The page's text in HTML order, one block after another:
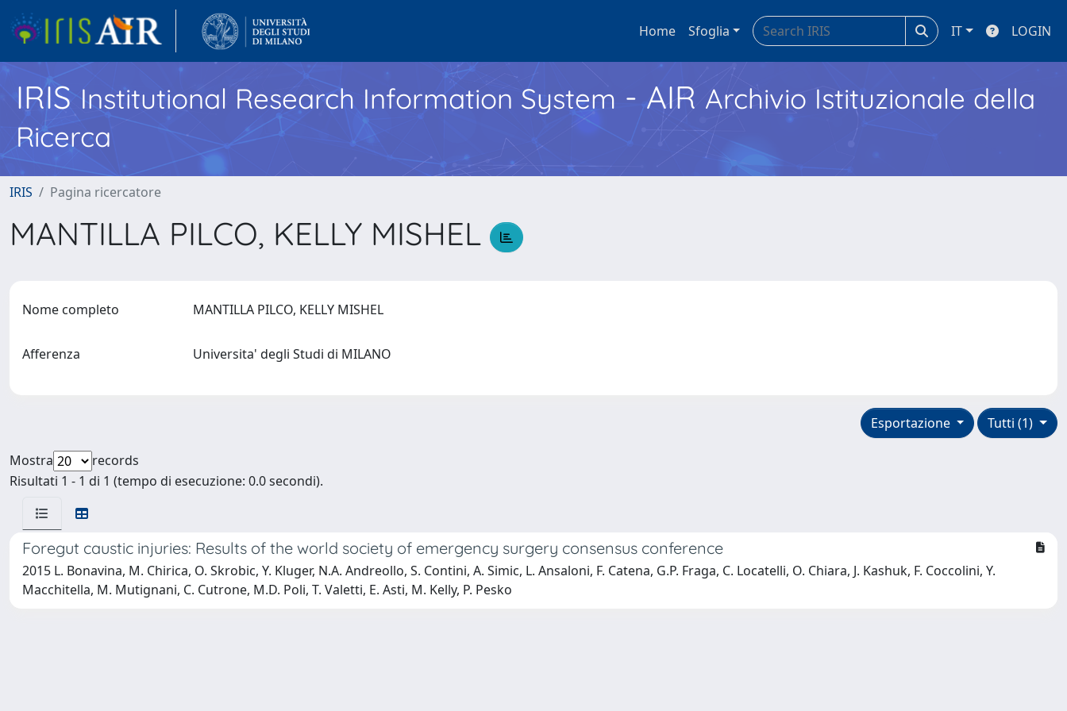
Home Sfoglia IT LOGIN
IRISInstitutional Research Information System - AIR Archivio Istituzionale della
Ricerca
IRIS Pagina ricercatore
MANTILLA PILCO, KELLY MISHEL
Nome completo MANTILLA PILCO, KELLY MISHEL
Afferenza Universita' degli Studi di MILANO
Tutti (1)
Esportazione
Mostra
records
Risultati 1 - 1 di 1 (tempo di esecuzione: 0.0 secondi).
Foregut caustic injuries: Results of the world society of emergency surgery consensus conference
2015 L. Bonavina, M. Chirica, O. Skrobic, Y. Kluger, N.A. Andreollo, S. Contini, A. Simic, L. Ansaloni, F. Catena, G.P. Fraga, C. Locatelli, O. Chiara, J. Kashuk, F. Coccolini, Y.
Macchitella, M. Mutignani, C. Cutrone, M.D. Poli, T. Valetti, E. Asti, M. Kelly, P. Pesko